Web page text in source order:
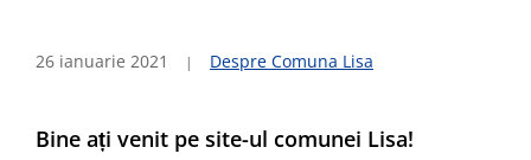
26 ianuarie 2021 Despre Comuna Lisa
Bine ați venit pe site-ul comunei Lisa!